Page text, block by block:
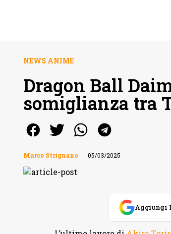
NEWS ANIME
Dragon Ball
somiglianza tra
Marco Strignano 05/03/2025
Aggiungi